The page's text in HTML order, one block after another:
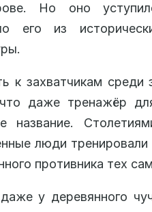
Но оно
его из
к захватчикам
даже тренажёр
название.
люди
противника тех
у деревянного